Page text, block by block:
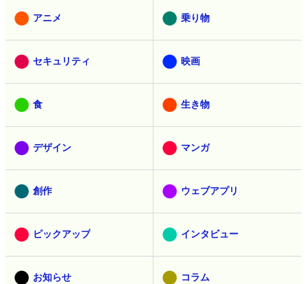
アニメ 乗り物
セキュリティ 映画
食 生き物
デザイン マンガ
創作 ウェブアプリ
ピックアップ インタビュー
お知らせ コラム